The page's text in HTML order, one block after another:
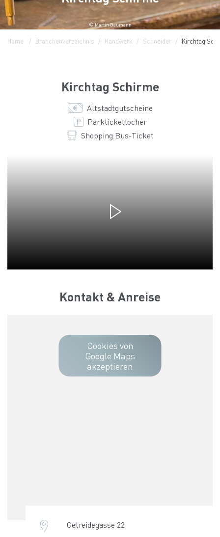
© Martin Baumann
Home Branchenverzeichnis Handwerk Schneider Kirchtag
Kirchtag Schirme
Altstadtgutscheine
Parkticketlocher
Shopping Bus-Ticket
Kontakt & Anreise
Cookies von
Google Maps
akzeptieren
Getreidegasse 22